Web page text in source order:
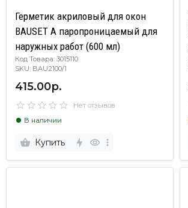
Герметик акриловый для окон
BAUSET A паропроницаемый для
наружных работ (600 мл)
Код Товара: 3015110
SKU: BAU2100/1
415.00р.
Нет отзывов
В наличии
Купить